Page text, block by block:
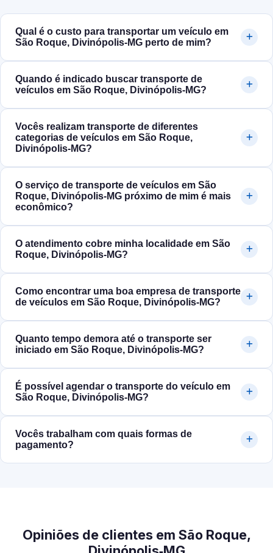
Qual é o custo para transportar um veículo em
São Roque, Divinópolis‑MG perto de mim?
Quando é indicado buscar transporte de
veículos em São Roque, Divinópolis‑MG?
Vocês realizam transporte de diferentes
categorias de veículos em São Roque,
Divinópolis‑MG?
O serviço de transporte de veículos em São
Roque, Divinópolis‑MG próximo de mim é mais
econômico?
O atendimento cobre minha localidade em São
Roque, Divinópolis‑MG?
Como encontrar uma boa empresa de transporte
de veículos em São Roque, Divinópolis‑MG?
Quanto tempo demora até o transporte ser
iniciado em São Roque, Divinópolis‑MG?
É possível agendar o transporte do veículo em
São Roque, Divinópolis‑MG?
Vocês trabalham com quais formas de
pagamento?
Opiniões de clientes em São Roque,